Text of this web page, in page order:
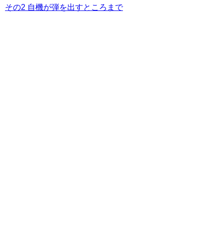
その2 自機が弾を出すところまで